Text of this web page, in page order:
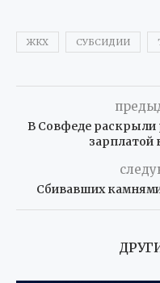
ЖКХ СУБСИДИИ
В Совфеде раскрыли
зарплатой
Сбивавших